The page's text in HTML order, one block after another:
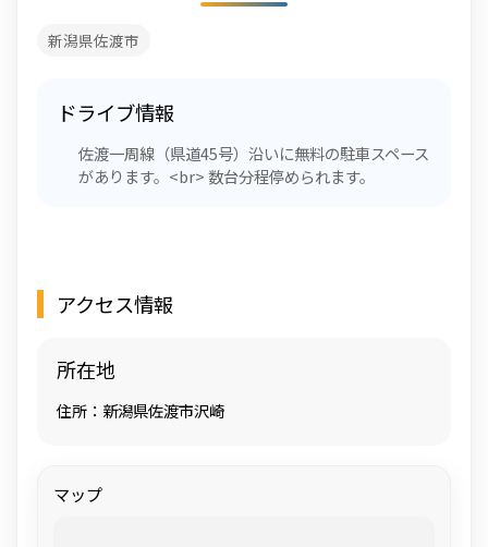
新潟県佐渡市
ドライブ情報
佐渡一周線（県道45号）沿いに無料の駐車スペース
があります。<br> 数台分程停められます。
アクセス情報
所在地
住所：新潟県佐渡市沢崎
マップ